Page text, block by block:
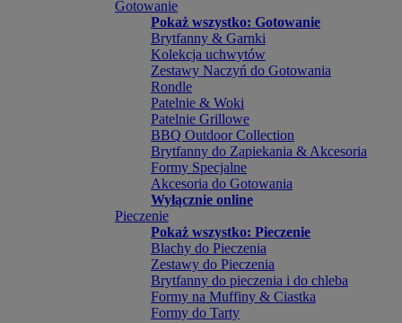
Gotowanie
Pokaż wszystko: Gotowanie
Brytfanny & Garnki
Kolekcja uchwytów
Zestawy Naczyń do Gotowania
Rondle
Patelnie & Woki
Patelnie Grillowe
BBQ Outdoor Collection
Brytfanny do Zapiekania & Akcesoria
Formy Specjalne
Akcesoria do Gotowania
Wyłącznie online
Pieczenie
Pokaż wszystko: Pieczenie
Blachy do Pieczenia
Zestawy do Pieczenia
Brytfanny do pieczenia i do chleba
Formy na Muffiny & Ciastka
Formy do Tarty